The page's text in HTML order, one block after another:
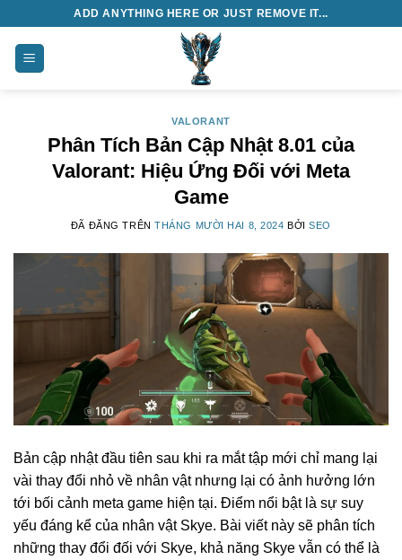
ADD ANYTHING HERE OR JUST REMOVE IT...
VALORANT
Phân Tích Bản Cập Nhật 8.01 của
Valorant: Hiệu Ứng Đối với Meta
Game
ĐÃ ĐĂNG TRÊNTHÁNG MƯỜI HAI 8, 2024 BỞISEO
Bản cập nhật đầu tiên sau khi ra mắt tập mới chỉ mang lại
vài thay đổi nhỏ về nhân vật nhưng lại có ảnh hưởng lớn
tới bối cảnh meta game hiện tại. Điểm nổi bật là sự suy
yếu đáng kể của nhân vật Skye. Bài viết này sẽ phân tích
những thay đổi đối với Skye, khả năng Skye vẫn có thể là